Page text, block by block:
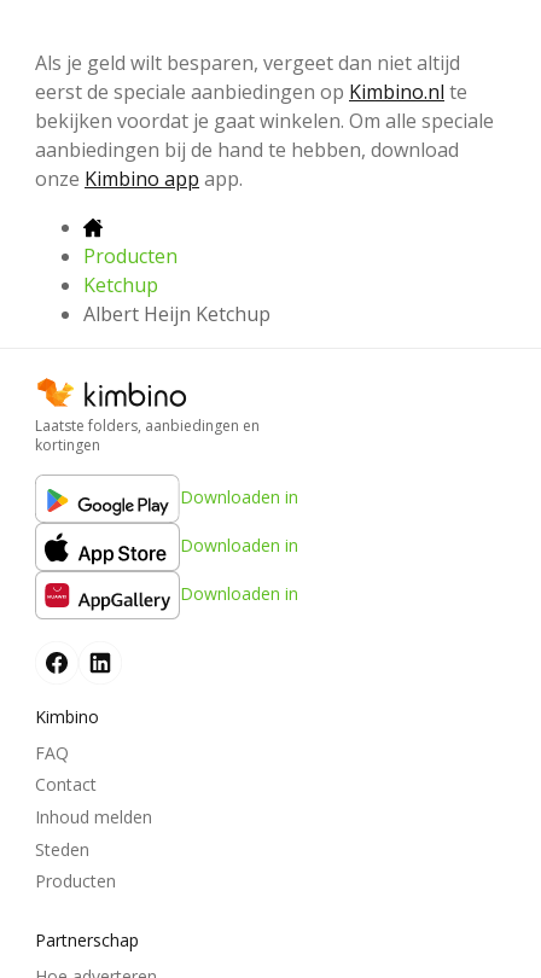
Als je geld wilt besparen, vergeet dan niet altijd
eerst de speciale aanbiedingen op Kimbino.nl te
bekijken voordat je gaat winkelen. Om alle speciale
aanbiedingen bij de hand te hebben, download
onze Kimbino app app.
Producten
Ketchup
Albert Heijn Ketchup
Laatste folders, aanbiedingen en
kortingen
Downloaden in
Downloaden in
Downloaden in
Kimbino
FAQ
Contact
Inhoud melden
Steden
Producten
Partnerschap